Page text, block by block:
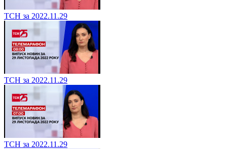
ТСН за 2022.11.29
ТСН за 2022.11.29
ТСН за 2022.11.29